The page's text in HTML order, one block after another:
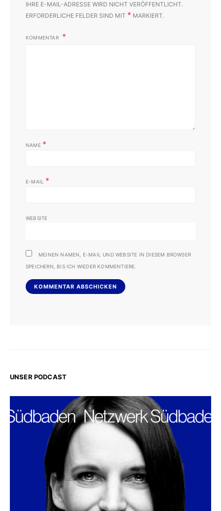
IHRE E-MAIL-ADRESSE WIRD NICHT VERÖFFENTLICHT.
ERFORDERLICHE FELDER SIND MIT * MARKIERT.
KOMMENTAR
NAME *
E-MAIL *
WEBSITE
MEINEN NAMEN, E-MAIL UND WEBSITE IN DIESEM BROWSER
SPEICHERN, BIS ICH WIEDER KOMMENTIERE.
UNSER PODCAST